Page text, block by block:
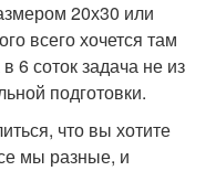
20х30 или
всего хочется там
6 соток задача не из
подготовки.
что вы хотите
мы разные, и